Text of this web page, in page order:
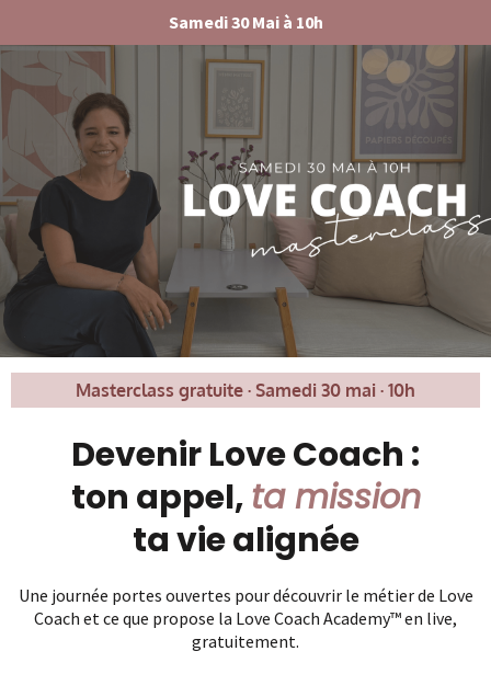
Samedi 30 Mai à 10h
Masterclass gratuite · Samedi 30 mai · 10h
Devenir Love Coach :
ton appel,ta mission
ta vie alignée
Une journée portes ouvertes pour découvrir le métier de Love
Coach et ce que propose la Love Coach Academy™ en live,
gratuitement.